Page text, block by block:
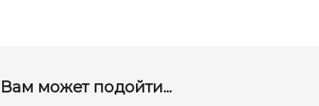
Вам может подойти...